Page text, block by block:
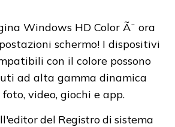
del Registro di sistema